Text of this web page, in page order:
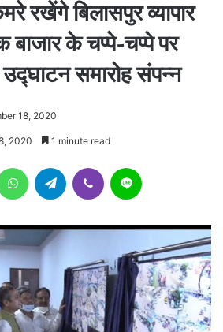
रखेंगे बिलासपुर व्यापार
बाजार के चप्पे-चप्पे पर
समारोह संपन्न
18, 2020
2020 1 minute read
WhatsAppTelegram Viber